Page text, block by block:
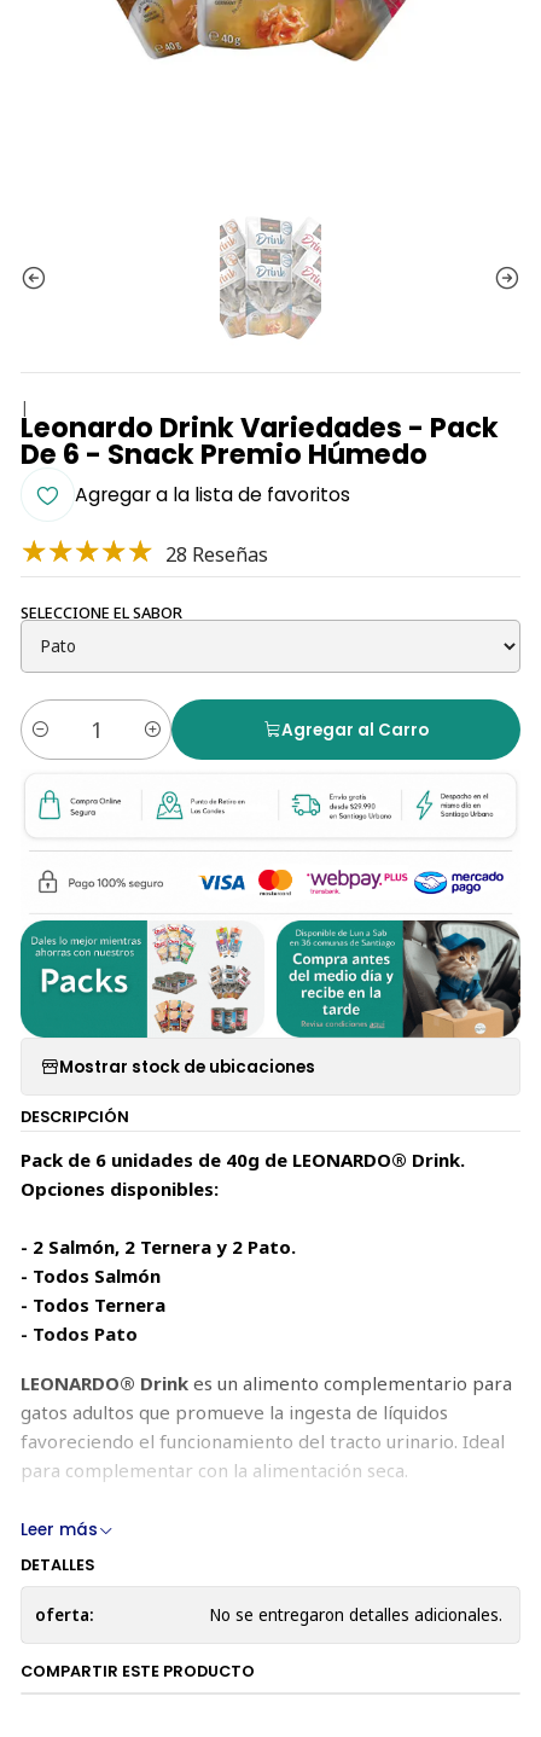
|
Leonardo Drink Variedades - Pack
De 6 - Snack Premio Húmedo
Agregar a la lista de favoritos
28 Reseñas
SELECCIONE EL SABOR
Cantidad
Agregar al Carro
Mostrar stock de ubicaciones
DESCRIPCIÓN
Pack de 6 unidades de 40g de LEONARDO® Drink.
Opciones disponibles:
- 2 Salmón, 2 Ternera y 2 Pato.
- Todos Salmón
- Todos Ternera
- Todos Pato
LEONARDO® Drinkes un alimento complementario para
gatos adultos que promueve la ingesta de líquidos
favoreciendo el funcionamiento del tracto urinario. Ideal
para complementar con la alimentación seca.
DRINK SALMÓN:
Ingredientes:
Caldo de pollo y salmón (84%); carne de pollo (9%);
salmón (6%); minerales (1%)
Componentes:
Leer más
DETALLES
oferta: No se entregaron detalles adicionales.
COMPARTIR ESTE PRODUCTO